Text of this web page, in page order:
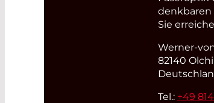
denkbaren
Sie
Werner-
82140
Tel.: +49